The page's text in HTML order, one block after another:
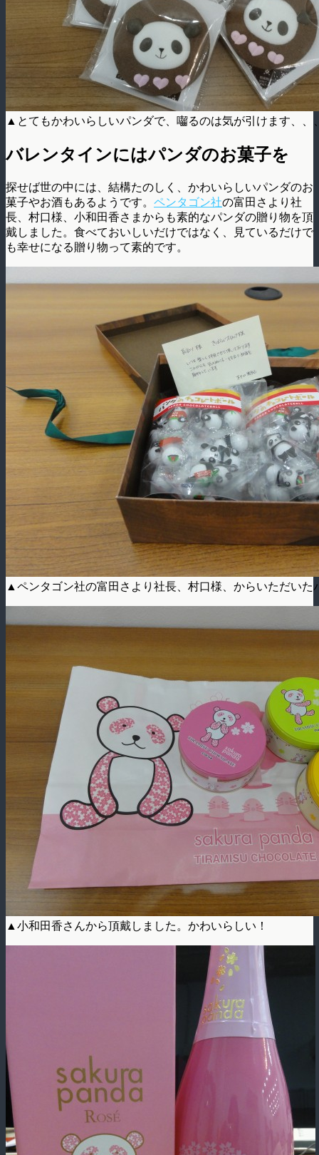
▲とてもかわいらしいパンダで、囓るのは気が引けます、、
バレンタインにはパンダのお菓子を
探せば世の中には、結構たのしく、かわいらしいパンダのお
菓子やお酒もあるようです。 ペンタゴン社の富田さより社
長、村口様、小和田香さまからも素的なパンダの贈り物を頂
戴しました。食べておいしいだけではなく、見ているだけで
も幸せになる贈り物って素的です。
▲ペンタゴン社の富田さより社長、村口様、からいただいた
▲小和田香さんから頂戴しました。かわいらしい！